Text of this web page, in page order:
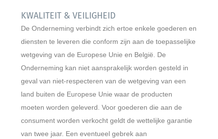
KWALITEIT & VEILIGHEID
De Onderneming verbindt zich ertoe enkele goederen en
diensten te leveren die conform zijn aan de toepasselijke
wetgeving van de Europese Unie en België. De
Onderneming kan niet aansprakelijk worden gesteld in
geval van niet-respecteren van de wetgeving van een
land buiten de Europese Unie waar de producten
moeten worden geleverd. Voor goederen die aan de
consument worden verkocht geldt de wettelijke garantie
van twee jaar. Een eventueel gebrek aan